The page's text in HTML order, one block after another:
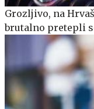
Grozljivo, na
brutalno pretepli